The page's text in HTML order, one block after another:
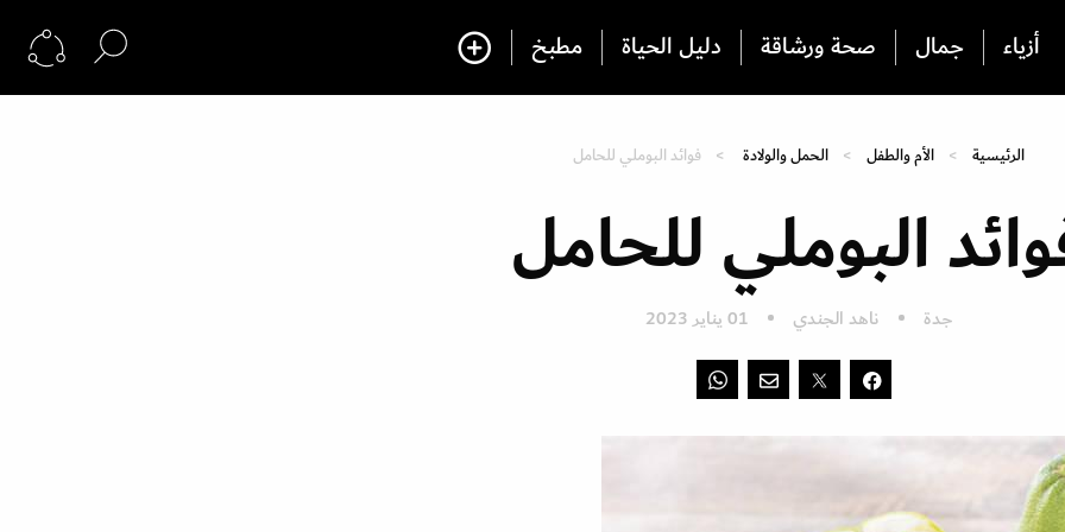
أزياء جمال صحة ورشاقة دليل الحياة مطبخ
الرئيسية الأم والطفل الحمل والولادة فوائد البوملي للحامل
البوملي للحامل
جدة ناهد الجندي 01 يناير 2023